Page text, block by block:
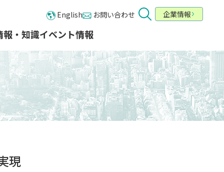
English お問い合わせ 企業情報
業種・業態から探す
カテゴリーから探す
カタログ一覧
お問い合わせ
メールでの お問い合わせ
報・知識​イベント情報
現